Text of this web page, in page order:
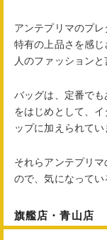
アンテプリマのプ
特有の上品さを感
人のファッションと
バッグは、定番で
をはじめとして、
ップに加えられてい
それらアンテプリ
ので、気になってい
旗艦店・青山店